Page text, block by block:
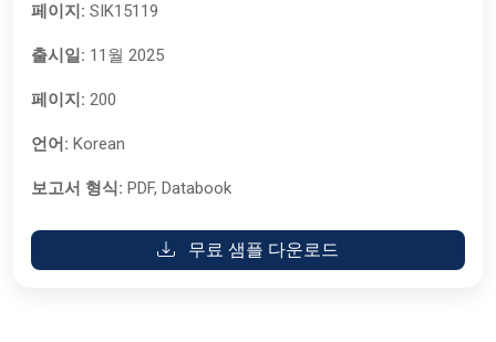
페이지: SIK15119
출시일: 11월 2025
페이지: 200
언어: Korean
보고서 형식: PDF, Databook
무료 샘플 다운로드